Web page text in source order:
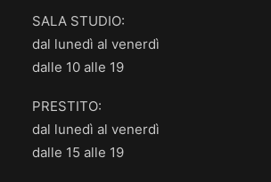
SALA STUDIO:
dal lunedì al venerdì
dalle 10 alle 19
PRESTITO:
dal lunedì al venerdì
dalle 15 alle 19